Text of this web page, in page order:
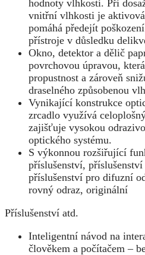
hodnoty vlhkosti. Při
vnitřní vlhkosti je
pomáhá předejít
přístroje v důsledku
Okno, detektor a dělič
povrchovou úpravou,
propustnost a zároveň
draselného způsobenou
Vynikající konstrukce
zrcadlo využívá
zajišťuje vysokou
optického systému.
S výkonnou rozšiřující
příslušenství,
příslušenství pro difuzní
rovný odraz, originální
Příslušenství atd.
Inteligentní návod na
člověkem a počítačem –